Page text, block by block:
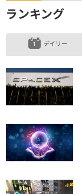
ランキング
デイリー